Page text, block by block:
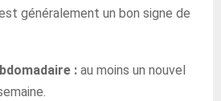
généralement un bon signe de
: au moins un nouvel